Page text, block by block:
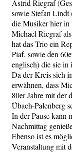
Astrid Riegraf
sowie Stefan Lindt
die Musiker hier
Michael Riegraf
hat das Trio ein
Piaf, sowie den
englisch) die sie in
Da der Kreis sich
erwähnen, dass
80er Jahre mit
Übach-Palenberg
In der Pause kann
Nachmittag
Ebenso ist es
Veranstaltung mit